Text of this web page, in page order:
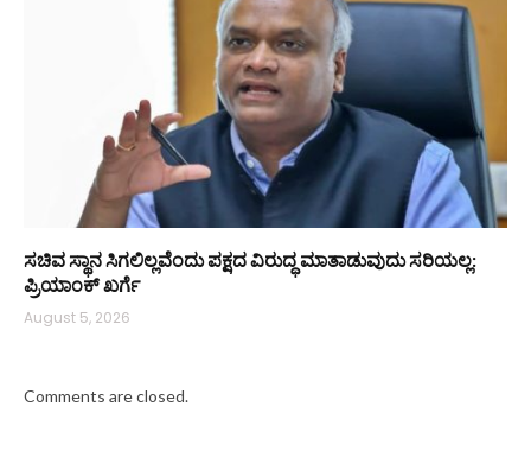
ಸಚಿವ ಸ್ಥಾನ ಸಿಗಲಿಲ್ಲವೆಂದು ಪಕ್ಷದ ವಿರುದ್ಧ ಮಾತಾಡುವುದು ಸರಿಯಲ್ಲ:
ಪ್ರಿಯಾಂಕ್ ಖರ್ಗೆ
August 5, 2026
Comments are closed.